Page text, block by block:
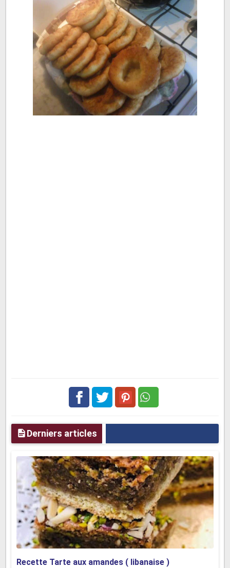
Derniers articles
Recette Tarte aux amandes ( libanaise )